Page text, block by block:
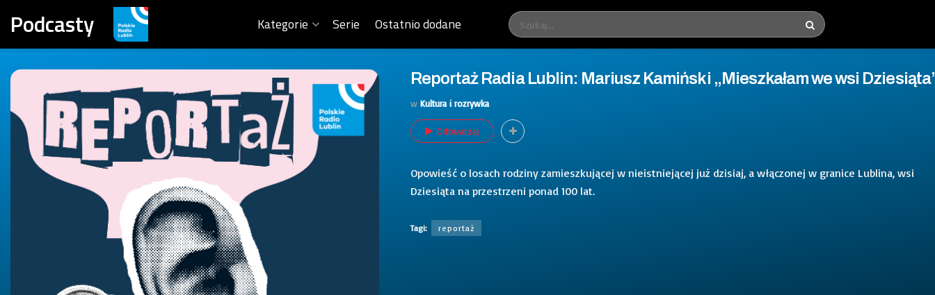
Podcasty Kategorie Serie Ostatnio dodane
Reportaż Radia Lublin: Mariusz Kamiński „Mieszkałam we wsi
w Kultura i rozrywka
Odtwarzaj
Opowieść o losach rodziny zamieszkującej w nieistniejącej już dzisiaj, a włączonej w granice Lublina, wsi
Dziesiąta na przestrzeni ponad 100 lat.
Tagi: reportaż